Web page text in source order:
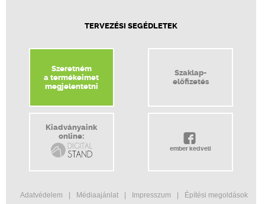
TERVEZÉSI SEGÉDLETEK
Szeretném
a termékeimet
megjelentetni
Szaklap-
előfizetés
Kiadványaink
online:
ember kedveli
Adatvédelem Médiaajánlat Impresszum Építési megoldások